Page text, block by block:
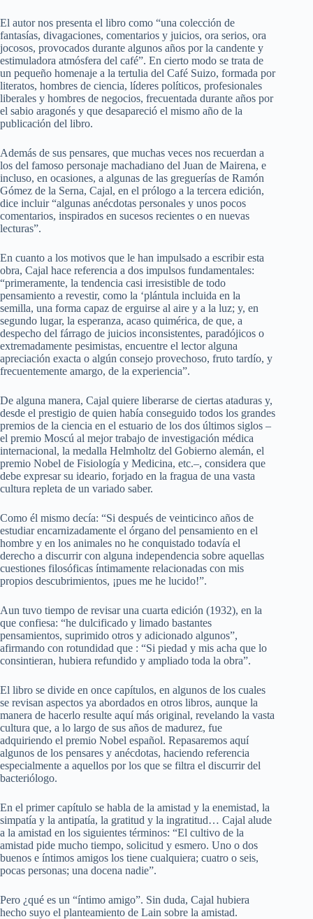
Aceptar Rechazar
El autor nos presenta el libro como “una colección de
fantasías, divagaciones, comentarios y juicios, ora serios, ora
jocosos, provocados durante algunos años por la candente y
estimuladora atmósfera del café”. En cierto modo se trata de
un pequeño homenaje a la tertulia del Café Suizo, formada por
literatos, hombres de ciencia, líderes políticos, profesionales
liberales y hombres de negocios, frecuentada durante años por
el sabio aragonés y que desapareció el mismo año de la
publicación del libro.
Además de sus pensares, que muchas veces nos recuerdan a
los del famoso personaje machadiano del Juan de Mairena, e
incluso, en ocasiones, a algunas de las greguerías de Ramón
Gómez de la Serna, Cajal, en el prólogo a la tercera edición,
dice incluir “algunas anécdotas personales y unos pocos
comentarios, inspirados en sucesos recientes o en nuevas
lecturas”.
En cuanto a los motivos que le han impulsado a escribir esta
obra, Cajal hace referencia a dos impulsos fundamentales:
“primeramente, la tendencia casi irresistible de todo
pensamiento a revestir, como la ‘plántula incluida en la
semilla, una forma capaz de erguirse al aire y a la luz; y, en
segundo lugar, la esperanza, acaso quimérica, de que, a
despecho del fárrago de juicios inconsistentes, paradójicos o
extremadamente pesimistas, encuentre el lector alguna
apreciación exacta o algún consejo provechoso, fruto tardío, y
frecuentemente amargo, de la experiencia”.
De alguna manera, Cajal quiere liberarse de ciertas ataduras y,
desde el prestigio de quien había conseguido todos los grandes
premios de la ciencia en el estuario de los dos últimos siglos –
el premio Moscú al mejor trabajo de investigación médica
internacional, la medalla Helmholtz del Gobierno alemán, el
premio Nobel de Fisiología y Medicina, etc.–, considera que
debe expresar su ideario, forjado en la fragua de una vasta
cultura repleta de un variado saber.
Como él mismo decía: “Si después de veinticinco años de
estudiar encarnizadamente el órgano del pensamiento en el
hombre y en los animales no he conquistado todavía el
derecho a discurrir con alguna independencia sobre aquellas
cuestiones filosóficas íntimamente relacionadas con mis
propios descubrimientos, ¡pues me he lucido!”.
Aun tuvo tiempo de revisar una cuarta edición (1932), en la
que confiesa: “he dulcificado y limado bastantes
pensamientos, suprimido otros y adicionado algunos”,
afirmando con rotundidad que : “Si piedad y mis acha que lo
consintieran, hubiera refundido y ampliado toda la obra”.
El libro se divide en once capítulos, en algunos de los cuales
se revisan aspectos ya abordados en otros libros, aunque la
manera de hacerlo resulte aquí más original, revelando la vasta
cultura que, a lo largo de sus años de madurez, fue
adquiriendo el premio Nobel español. Repasaremos aquí
algunos de los pensares y anécdotas, haciendo referencia
especialmente a aquellos por los que se filtra el discurrir del
bacteriólogo.
En el primer capítulo se habla de la amistad y la enemistad, la
simpatía y la antipatía, la gratitud y la ingratitud… Cajal alude
a la amistad en los siguientes términos: “El cultivo de la
amistad pide mucho tiempo, solicitud y esmero. Uno o dos
buenos e íntimos amigos los tiene cualquiera; cuatro o seis,
pocas personas; una docena nadie”.
Pero ¿qué es un “íntimo amigo”. Sin duda, Cajal hubiera
hecho suyo el planteamiento de Lain sobre la amistad.